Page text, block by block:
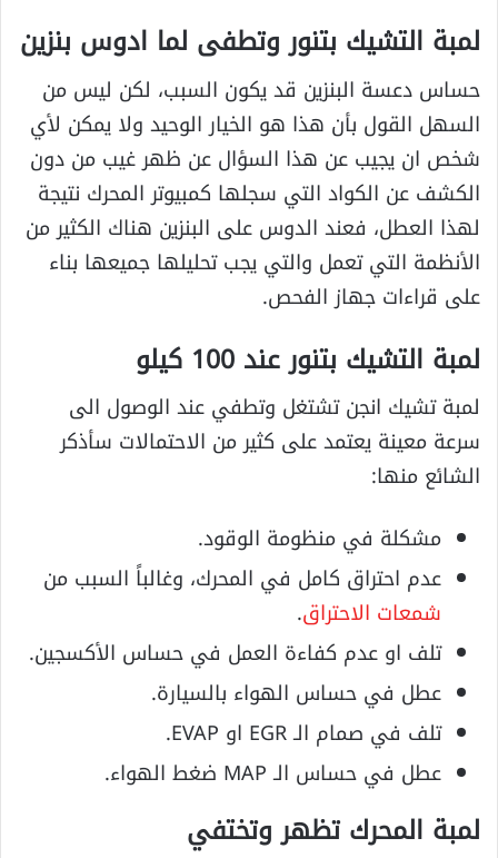
لمبة التشيك بتنور وتطفى لما ادوس بنزين
حساس دعسة البنزين قد يكون السبب، لكن ليس من
السهل القول بأن هذا هو الخيار الوحيد ولا يمكن لأي
شخص ان يجيب عن هذا السؤال عن ظهر غيب من دون
الكشف عن الكواد التي سجلها كمبيوتر المحرك نتيجة
لهذا العطل، فعند الدوس على البنزين هناك الكثير من
الأنظمة التي تعمل والتي يجب تحليلها جميعها بناء
على قراءات جهاز الفحص.
لمبة التشيك بتنور عند 100 كيلو
لمبة تشيك انجن تشتغل وتطفي عند الوصول الى
سرعة معينة يعتمد على كثير من الاحتمالات سأذكر
الشائع منها:
مشكلة في منظومة الوقود.
عدم احتراق كامل في المحرك، وغالباً السبب من
شمعات الاحتراق.
تلف او عدم كفاءة العمل في حساس الأكسجين.
عطل في حساس الهواء بالسيارة.
تلف في صمام الـ EGR او EVAP.
عطل في حساس الـ MAP ضغط الهواء.
لمبة المحرك تظهر وتختفي